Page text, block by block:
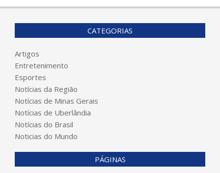
CATEGORIAS
Artigos
Entretenimento
Esportes
Notícias da Região
Notícias de Minas Gerais
Notícias de Uberlândia
Notícias do Brasil
Noticias do Mundo
PÁGINAS